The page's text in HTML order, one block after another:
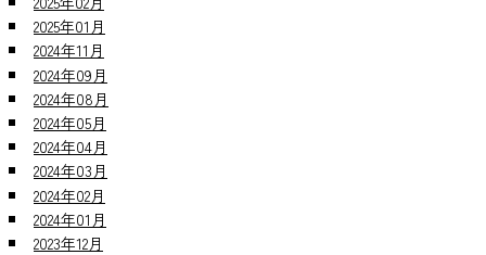
2025年01月
2024年11月
2024年09月
2024年08月
2024年05月
2024年04月
2024年03月
2024年02月
2024年01月
2023年12月